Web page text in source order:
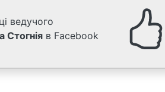
ведучого
Стогнія в Facebook